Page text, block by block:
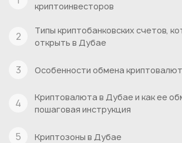
криптоинвесторов
Типы криптобанковских счетов,
открыть в Дубае
Особенности обмена
Криптовалюта в Дубае и как ее
пошаговая инструкция
Криптозоны в Дубае